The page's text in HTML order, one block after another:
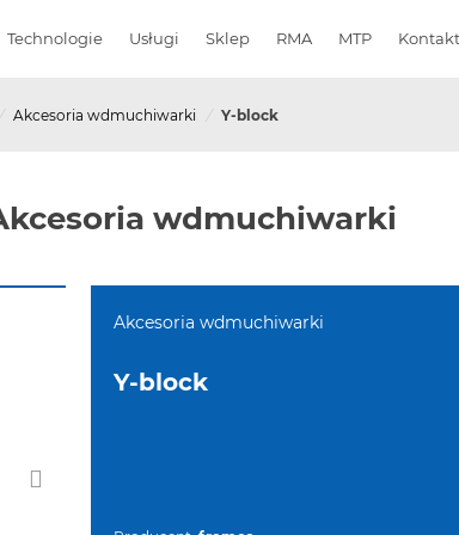
Technologie Usługi Sklep RMA MTP
Akcesoria wdmuchiwarki Y-block
wdmuchiwarki
Akcesoria wdmuchiwarki
Y-block